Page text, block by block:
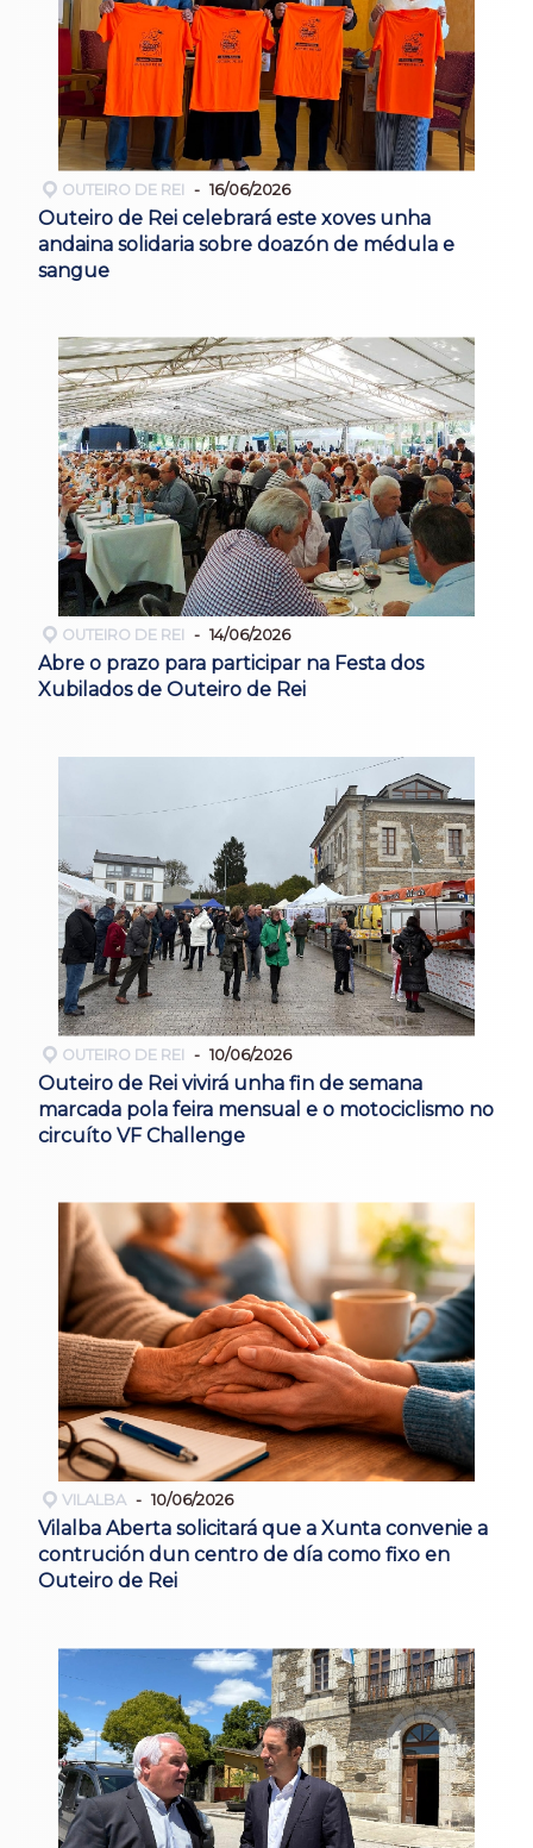
OUTEIRO DE REI 16/06/2026
Outeiro de Rei celebrará este xoves unha
andaina solidaria sobre doazón de médula e
sangue
OUTEIRO DE REI 14/06/2026
Abre o prazo para participar na Festa dos
Xubilados de Outeiro de Rei
OUTEIRO DE REI 10/06/2026
Outeiro de Rei vivirá unha fin de semana
marcada pola feira mensual e o motociclismo no
circuíto VF Challenge
VILALBA 10/06/2026
Vilalba Aberta solicitará que a Xunta convenie a
contrución dun centro de día como fixo en
Outeiro de Rei